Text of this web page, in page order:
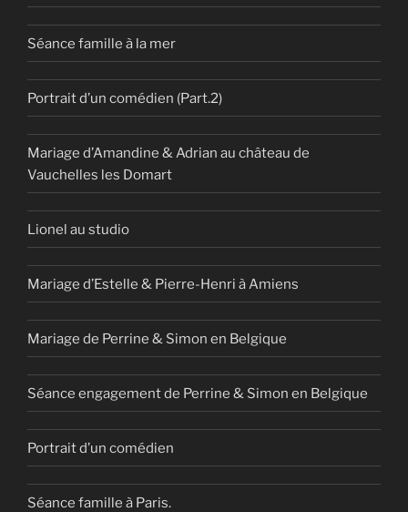
Séance famille à la mer
Portrait d’un comédien (Part.2)
Mariage d’Amandine & Adrian au château de
Vauchelles les Domart
Lionel au studio
Mariage d’Estelle & Pierre-Henri à Amiens
Mariage de Perrine & Simon en Belgique
Séance engagement de Perrine & Simon en Belgique
Portrait d’un comédien
Séance famille à Paris.